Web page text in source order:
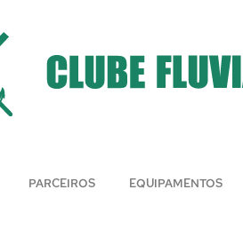
PARCEIROS EQUIPAMENTOS